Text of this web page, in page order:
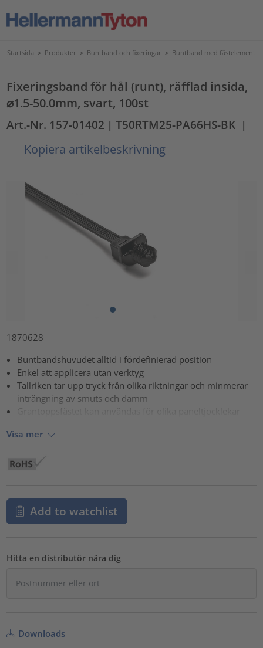
Startsida > Produkter > Buntband och fixeringar > Buntband med fästelement
Fixeringsband för hål (runt), räfflad insida,
⌀1.5-50.0mm, svart, 100st
Art.-Nr. 157-01402 | T50RTM25-PA66HS-BK |
Kopiera artikelbeskrivning
1870628
Buntbandshuvudet alltid i fördefinierad position
Enkel att applicera utan verktyg
Tallriken tar upp tryck från olika riktningar och minmerar
inträngning av smuts och damm
Grantoppsfästet kan användas för olika paneltjocklekar
Visa mer
Add to watchlist
Hitta en distributör nära dig
Downloads